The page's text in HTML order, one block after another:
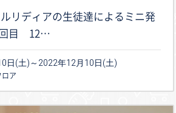
リディアの生徒達によるミニ発
回目 12…
日(土)～2022年12月10日(土)
ロア